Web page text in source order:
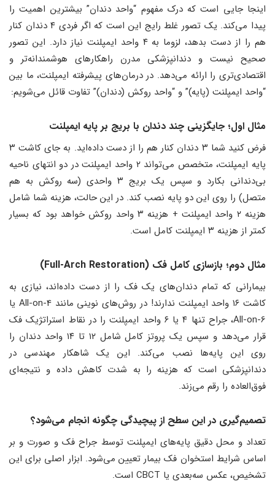
اینجا جایی است که درک مفهوم “واحد دندان” بیشترین اهمیت را
پیدا می‌کند. یک تصور غلط رایج این است که اگر فردی ۴ دندان کنار
هم را از دست بدهد، لزوما به ۴ واحد ایمپلنت نیاز دارد. این تصور
صحیح نیست و دندانپزشکی مدرن راهکارهای هوشمندانه‌تر و
اقتصادی‌تری را ارائه می‌دهد. در درمان‌های پیشرفته ایمپلنت، ما بین
“واحد ایمپلنت (پایه)” و “واحد روکش (دندان)” تفاوت قائل می‌شویم:
مثال اول؛ جایگزینی چند دندان با بریج بر پایه ایمپلنت
فرض کنید شما ۳ دندان کنار هم را از دست داده‌اید. به جای کاشت ۳
پایه ایمپلنت، متخصص می‌تواند ۲ واحد ایمپلنت در دو انتهای ناحیه
بی‌دندانی بکارد و سپس یک بریج ۳ واحدی (سه روکش به هم
متصل) را روی این دو پایه نصب کند. در این حالت، هزینه شما شامل
هزینه ۲ واحد ایمپلنت + هزینه ۳ واحد روکش خواهد بود که بسیار
کمتر از هزینه ۳ ایمپلنت کامل است.
مثال دوم؛ بازسازی کامل فک (Full-Arch Restoration)
بیمارانی که تمام دندان‌های یک فک را از دست داده‌اند، نیازی به
کاشت ۱۶ واحد ایمپلنت ندارند! در روش‌های نوینی مانند All-on-4 یا
All-on-6، جراح تنها ۴ یا ۶ واحد ایمپلنت را در نقاط استراتژیک فک
قرار می‌دهد و سپس یک پروتز کامل شامل ۱۲ تا ۱۴ واحد دندان را
روی این پایه‌ها نصب می‌کند. این یک شاهکار مهندسی در
دندانپزشکی است که هزینه را به شدت کاهش داده و نتیجه‌ای
فوق‌العاده را رقم می‌زند.
تصمیم‌گیری در این سطح از پیچیدگی چگونه انجام می‌شود؟
تعداد و محل دقیق پایه‌های ایمپلنت توسط جراح فک و صورت و بر
اساس شرایط استخوان فک بیمار تعیین می‌شود. ابزار اصلی برای این
تشخیص، عکس سه‌بعدی یا CBCT است.